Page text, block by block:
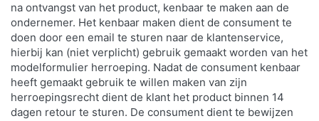
na ontvangst van het product, kenbaar te maken aan de
ondernemer. Het kenbaar maken dient de consument te
doen door een email te sturen naar de klantenservice,
hierbij kan (niet verplicht) gebruik gemaakt worden van het
modelformulier herroeping. Nadat de consument kenbaar
heeft gemaakt gebruik te willen maken van zijn
herroepingsrecht dient de klant het product binnen 14
dagen retour te sturen. De consument dient te bewijzen